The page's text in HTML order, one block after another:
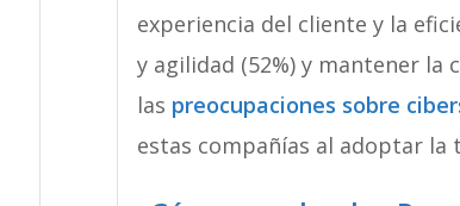
experiencia del cliente y la
y agilidad (52%) y mantener la
las preocupaciones sobre
estas compañías al adoptar la